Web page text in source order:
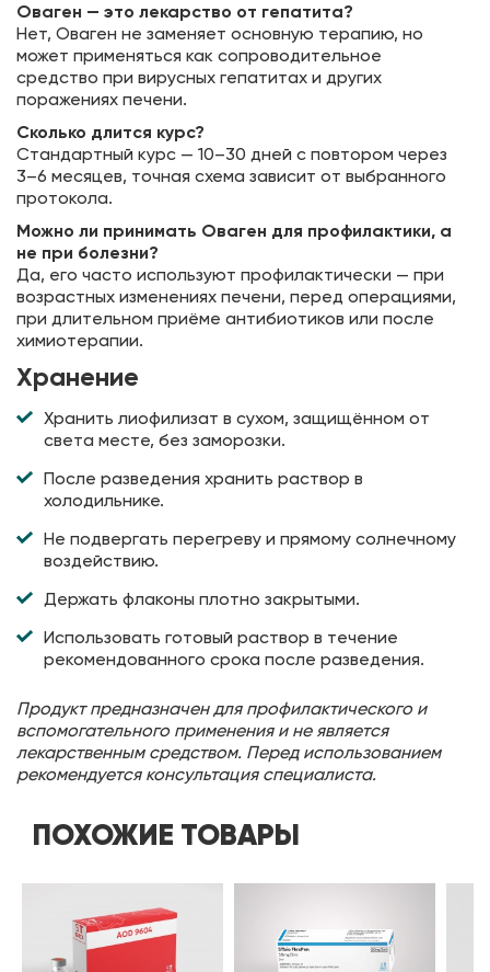
Оваген — это лекарство от гепатита?
Нет, Оваген не заменяет основную терапию, но
может применяться как сопроводительное
средство при вирусных гепатитах и других
поражениях печени.
Сколько длится курс?
Стандартный курс — 10–30 дней с повтором через
3–6 месяцев, точная схема зависит от выбранного
протокола.
Можно ли принимать Оваген для профилактики, а
не при болезни?
Да, его часто используют профилактически — при
возрастных изменениях печени, перед операциями,
при длительном приёме антибиотиков или после
химиотерапии.
Хранение
Хранить лиофилизат в сухом, защищённом от
света месте, без заморозки.
После разведения хранить раствор в
холодильнике.
Не подвергать перегреву и прямому солнечному
воздействию.
Держать флаконы плотно закрытыми.
Использовать готовый раствор в течение
рекомендованного срока после разведения.
Продукт предназначен для профилактического и
вспомогательного применения и не является
лекарственным средством. Перед использованием
рекомендуется консультация специалиста.
ПОХОЖИЕ ТОВАРЫ